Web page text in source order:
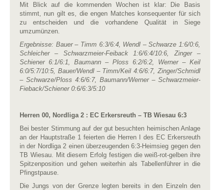
Mit Blick auf die kommenden Wochen ist klar: Die Basis
stimmt, nun gilt es, die engen Matches konsequenter für sich
zu entscheiden und die vorhandene Qualität in Siege
umzumünzen.
Ergebnisse: Bauer – Timm 6:3/6:4, Wendl – Schwarze 1:6/0:6,
Schleicher – Schwarzmeier-Feiback 1:6/6:4/10:6, Zinger –
Schiener 6:1/6:1, Baumann – Ploss 6:2/6:2, Werner – Keil
6:0/5:7/10:5, Bauer/Wendl – Timm/Keil 4:6/6:7, Zinger/Schmidl
– Schwarze/Ploss 4:6/6:7, Baumann/Werner – Schwarzmeier-
Fieback/Schiener 0:6/6:3/5:10
Herren 00, Nordliga 2 : EC Erkersreuth – TB Wiesau 6:3
Bei bester Stimmung auf der gut besuchten heimischen Anlage
an der Hauptstraße 1 feierten die Herren I des EC Erkersreuth
in der Nordliga 2 einen überzeugenden 6:3-Heimsieg gegen den
TB Wiesau. Mit diesem Erfolg festigen die weiß-rot-gelben ihre
Spitzenposition und gehen weiterhin als Tabellenführer in die
Pfingstpause.
Die Jungs von der Grenze legten bereits in den Einzeln den